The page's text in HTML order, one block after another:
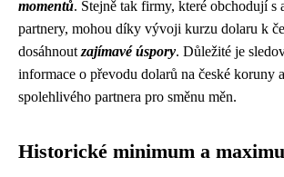
momentů. Stejně tak firmy, které obchodují s
partnery, mohou díky vývoji kurzu dolaru k
dosáhnout zajímavé úspory. Důležité je
informace o převodu dolarů na české koruny
spolehlivého partnera pro směnu měn.
Historické minimum a